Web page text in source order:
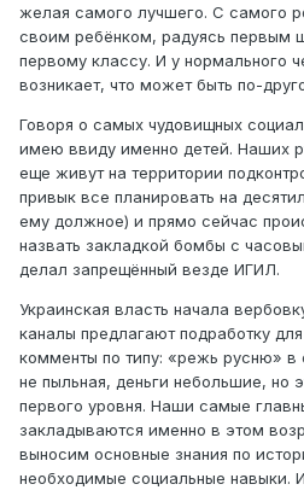
желая самого лучшего. С самого
своим ребёнком, радуясь первым
первому классу. И у нормального
возникает, что может быть по-
Говоря о самых чудовищных
имею ввиду именно детей. Наших
еще живут на территории
привык все планировать на
ему должное) и прямо сейчас
назвать закладкой бомбы с
делал запрещённый везде ИГИЛ.
Украинская власть начала
каналы предлагают подработку
комменты по типу: «режь русню» в
не пыльная, деньги небольшие, но
первого уровня. Наши самые
закладываются именно в этом
выносим основные знания по
необходимые социальные навыки.